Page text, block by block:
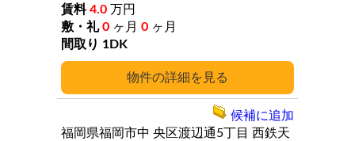
詳細
4.0 万円
0 ヶ月 0 ヶ月
1DK
福岡県福岡市中 央区渡辺通5丁目 西鉄天
候補に追加